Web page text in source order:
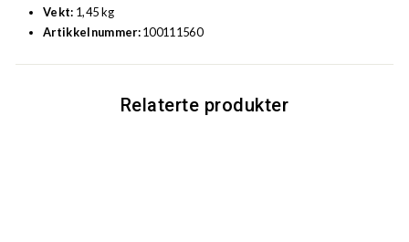
Vekt: 1,45 kg
Artikkelnummer:100111560
Relaterte produkter